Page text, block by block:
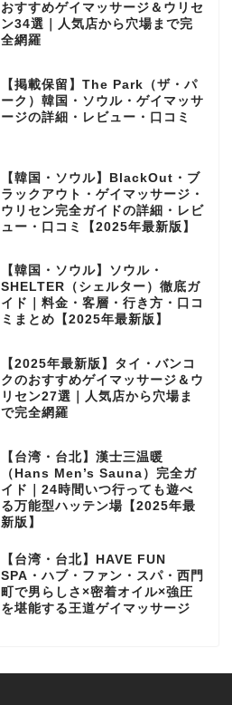
おすすめゲイマッサージ＆ウリセ
ン34選｜人気店から穴場まで完
全網羅
【掲載保留】The Park（ザ・パ
ーク）韓国・ソウル・ゲイマッサ
ージの詳細・レビュー・口コミ
【韓国・ソウル】BlackOut・ブ
ラックアウト・ゲイマッサージ・
ウリセン完全ガイドの詳細・レビ
ュー・口コミ【2025年最新版】
【韓国・ソウル】ソウル・
SHELTER（シェルター）徹底ガ
イド｜料金・客層・行き方・口コ
ミまとめ【2025年最新版】
【2025年最新版】タイ・バンコ
クのおすすめゲイマッサージ＆ウ
リセン27選｜人気店から穴場ま
で完全網羅
【台湾・台北】漢士三温暖
（Hans Men’s Sauna）完全ガ
イド｜24時間いつ行っても遊べ
る万能型ハッテン場【2025年最
新版】
【台湾・台北】HAVE FUN
SPA・ハブ・ファン・スパ・西門
町で男らしさ×密着オイル×強圧
を堪能する王道ゲイマッサージ